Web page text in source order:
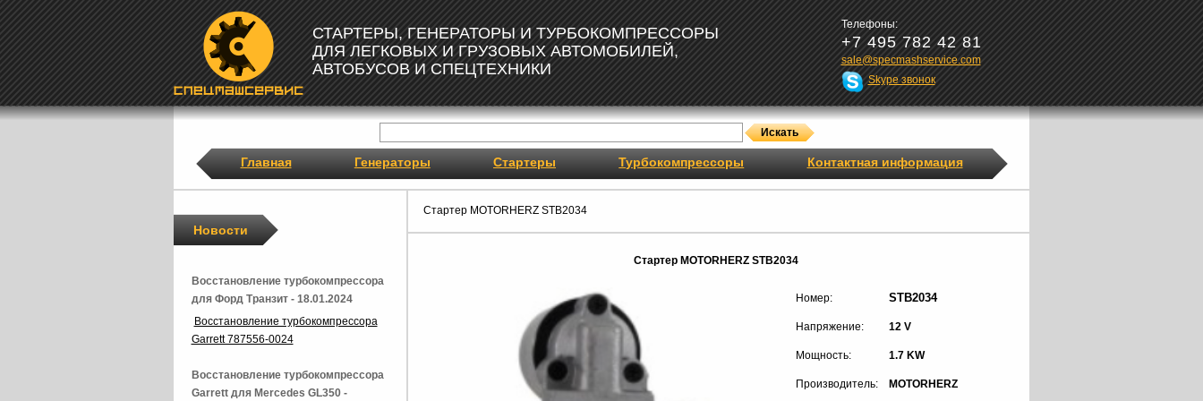
СТАРТЕРЫ, ГЕНЕРАТОРЫ И ТУРБОКОМПРЕССОРЫ
ДЛЯ ЛЕГКОВЫХ И ГРУЗОВЫХ АВТОМОБИЛЕЙ,
АВТОБУСОВ И СПЕЦТЕХНИКИ
Телефоны:
+7 495 782 42 81
sale@specmashservice.com
Skype звонок
Главная Генераторы Стартеры Турбокомпрессоры Контактная информация
Стартер MOTORHERZ STB2034
Стартер MOTORHERZ STB2034
Номер: STB2034
Напряжение: 12 V
Мощность: 1.7 KW
Производитель: MOTORHERZ
Новости
Восстановление турбокомпрессора
для Форд Транзит - 18.01.2024
Восстановление турбокомпрессора
Garrett 787556-0024
Восстановление турбокомпрессора
Garrett для Mercedes GL350 -